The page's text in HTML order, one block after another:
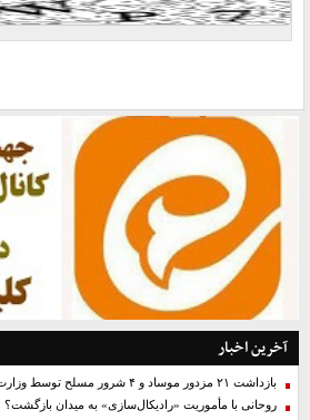
آخرین اخبار
بازداشت ۲۱ مزدور موساد و ۴ شرور مسلح توسط وزارت اطلاعات
روحانی با مأموریت «رادیکال‌سازی» به میدان بازگشت؟